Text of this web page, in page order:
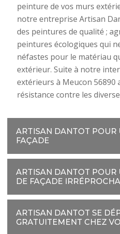
peinture de vos murs
notre entreprise Artisan
des peintures de qualité ;
peintures écologiques qui
néfastes pour le matériau
extérieur. Suite à notre
extérieurs à Meucon 56890
résistance contre les
ARTISAN DANTOT POUR
FAÇADE
ARTISAN DANTOT POUR
DE FAÇADE
ARTISAN DANTOT SE
GRATUITEMENT CHEZ